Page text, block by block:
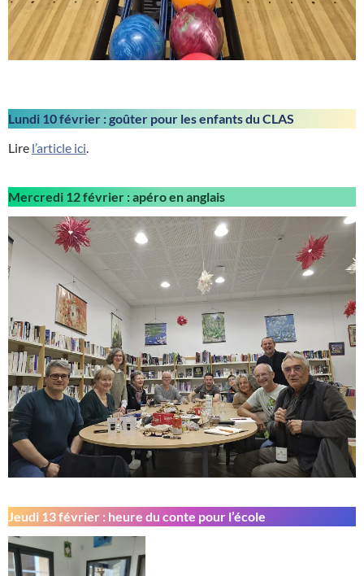
Lundi 10 février : goûter pour les enfants du CLAS
Lire l’article ici
Mercredi 12 février : apéro en anglais
Jeudi 13 février : heure du conte pour l’école